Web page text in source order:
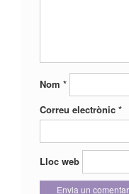
Nom *
Correu electrònic *
Lloc web